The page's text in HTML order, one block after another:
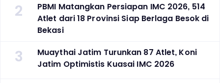
2
PBMI Matangkan Persiapan IMC 2026, 514
Atlet dari 18 Provinsi Siap Berlaga Besok di
Bekasi
3
Muaythai Jatim Turunkan 87 Atlet, Koni
Jatim Optimistis Kuasai IMC 2026